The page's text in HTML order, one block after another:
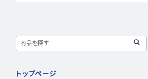
トップページ